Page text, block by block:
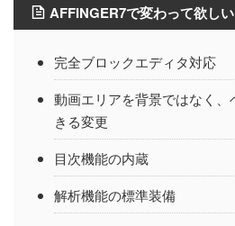
AFFINGER7で変わって欲し
完全ブロックエディタ対応
動画エリアを背景ではなく
きる変更
目次機能の内蔵
解析機能の標準装備